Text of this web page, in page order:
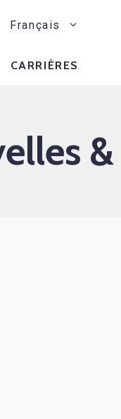
CARRIÈRES
Français